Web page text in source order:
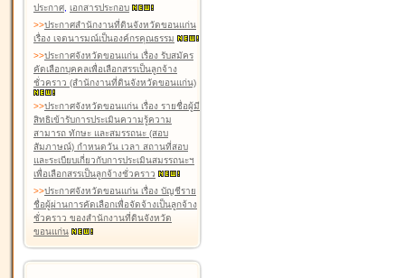
ประกาศ, เอกสารประกอบ
>>ประกาศสำนักงานที่ดินจังหวัดขอนแก่น
เรื่อง เจตนารมณ์เป็นองค์กรคุณธรรม
>>ประกาศจังหวัดขอนแก่น เรื่อง รับสมัคร
คัดเลือกบุคคลเพื่อเลือกสรรเป็นลูกจ้าง
ชั่วคราว (สำนักงานที่ดินจังหวัดขอนแก่น)
>>ประกาศจังหวัดขอนแก่น เรื่อง รายชื่อผู้มี
สิทธิเข้ารับการประเมินความรู้ความ
สามารถ ทักษะ และสมรรถนะ (สอบ
สัมภาษณ์) กำหนดวัน เวลา สถานที่สอบ
และระเบียบเกี่ยวกับการประเมินสมรรถนะฯ
เพื่อเลือกสรรเป็นลูกจ้างชั่วคราว
>>ประกาศจังหวัดขอนแก่น เรื่อง บัญชีราย
ชื่อผู้ผ่านการคัดเลือกเพื่อจัดจ้างเป็นลูกจ้าง
ชั่วคราว ของสำนักงานที่ดินจังหวัด
ขอนแก่น